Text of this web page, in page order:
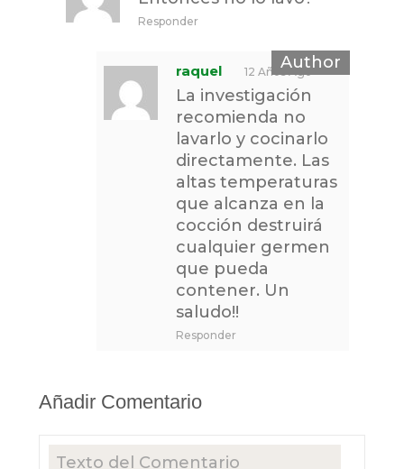
Responder
raquel 12 Años Ago
La investigación
recomienda no
lavarlo y cocinarlo
directamente. Las
altas temperaturas
que alcanza en la
cocción destruirá
cualquier germen
que pueda
contener. Un
saludo!!
Responder
Añadir Comentario